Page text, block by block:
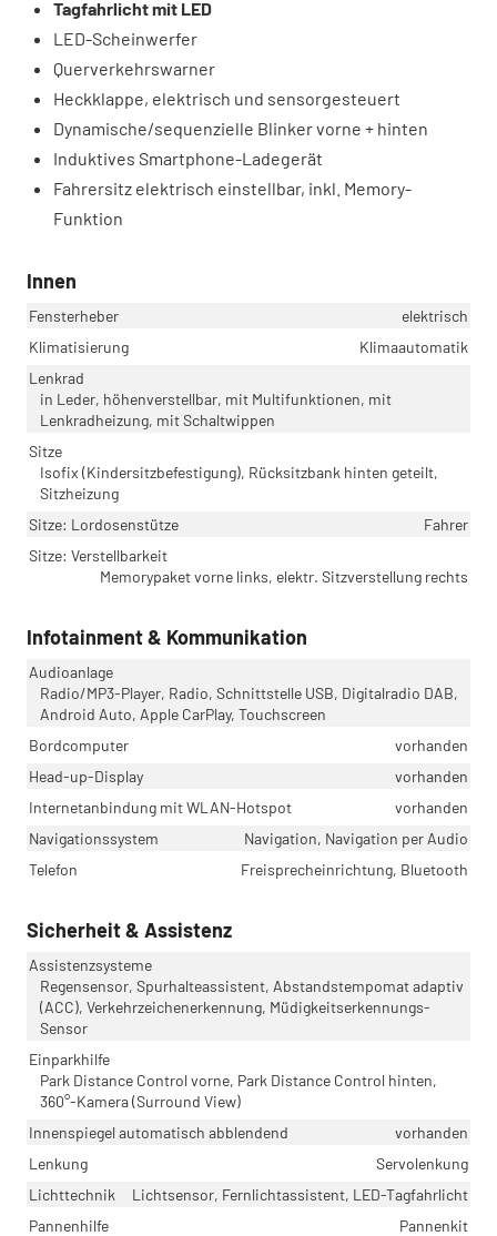
Tagfahrlicht mit LED
LED-Scheinwerfer
Querverkehrswarner
Heckklappe, elektrisch und sensorgesteuert
Dynamische/sequenzielle Blinker vorne + hinten
Induktives Smartphone-Ladegerät
Fahrersitz elektrisch einstellbar, inkl. Memory-
Funktion
Innen
Fensterheber
elektrisch
Klimatisierung
Klimaautomatik
Lenkrad
in Leder, höhenverstellbar, mit Multifunktionen, mit
Lenkradheizung, mit Schaltwippen
Sitze
Isofix (Kindersitzbefestigung), Rücksitzbank hinten geteilt,
Sitzheizung
Sitze: Lordosenstütze
Fahrer
Sitze: Verstellbarkeit
Memorypaket vorne links, elektr. Sitzverstellung rechts
Infotainment & Kommunikation
Audioanlage
Radio/MP3-Player, Radio, Schnittstelle USB, Digitalradio DAB,
Android Auto, Apple CarPlay, Touchscreen
Bordcomputer
vorhanden
Head-up-Display
vorhanden
Internetanbindung mit WLAN-Hotspot
vorhanden
Navigationssystem
Navigation, Navigation per Audio
Telefon
Freisprecheinrichtung, Bluetooth
Sicherheit & Assistenz
Assistenzsysteme
Regensensor, Spurhalteassistent, Abstandstempomat adaptiv
(ACC), Verkehrzeichenerkennung, Müdigkeitserkennungs-
Sensor
Einparkhilfe
Park Distance Control vorne, Park Distance Control hinten,
360°-Kamera (Surround View)
Innenspiegel automatisch abblendend
vorhanden
Lenkung
Servolenkung
Lichttechnik
Lichtsensor, Fernlichtassistent, LED-Tagfahrlicht
Pannenhilfe
Pannenkit